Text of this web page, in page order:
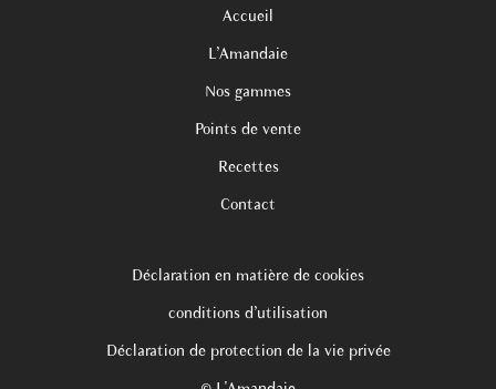
Accueil
L’Amandaie
Nos gammes
Points de vente
Recettes
Contact
Déclaration en matière de cookies
conditions d’utilisation
Déclaration de protection de la vie privée